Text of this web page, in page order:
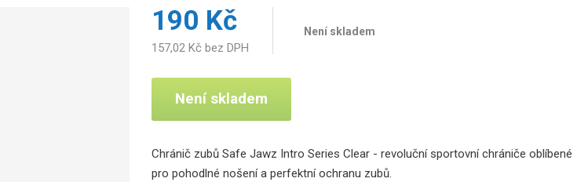
190 Kč
157,02 Kč bez DPH
Není skladem
Není skladem
Chránič zubů Safe Jawz Intro Series Clear - revoluční sportovní chrániče oblíbené
pro pohodlné nošení a perfektní ochranu zubů.